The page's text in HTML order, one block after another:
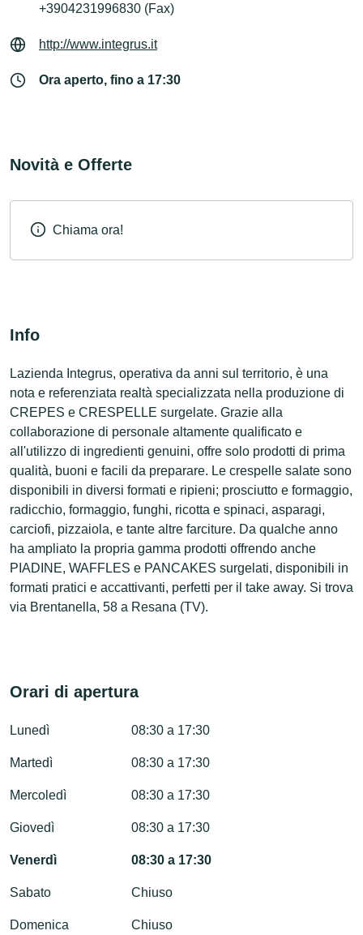
+3904231996830 (Fax)
http://www.integrus.it
Ora aperto, fino a 17:30
Novità e Offerte
Chiama ora!
Info
Lazienda Integrus, operativa da anni sul territorio, è una
nota e referenziata realtà specializzata nella produzione di
CREPES e CRESPELLE surgelate. Grazie alla
collaborazione di personale altamente qualificato e
all'utilizzo di ingredienti genuini, offre solo prodotti di prima
qualità, buoni e facili da preparare. Le crespelle salate sono
disponibili in diversi formati e ripieni; prosciutto e formaggio,
radicchio, formaggio, funghi, ricotta e spinaci, asparagi,
carciofi, pizzaiola, e tante altre farciture. Da qualche anno
ha ampliato la propria gamma prodotti offrendo anche
PIADINE, WAFFLES e PANCAKES surgelati, disponibili in
formati pratici e accattivanti, perfetti per il take away. Si trova
via Brentanella, 58 a Resana (TV).
Orari di apertura
Lunedì 08:30 a 17:30
Martedì 08:30 a 17:30
Mercoledì 08:30 a 17:30
Giovedì 08:30 a 17:30
Venerdì 08:30 a 17:30
Sabato Chiuso
Domenica Chiuso